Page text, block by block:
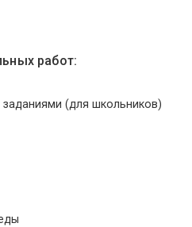
работ:
(для школьников)